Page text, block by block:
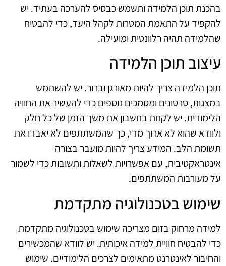
בהכנת תוכן הלמידה ותשמש כבסיס להערכה בעתיד. יש
להקפיד על התאמת המטרות לקהל היעד, כדי להבטיח
שהלמידה תהיה רלוונטית ומועילה.
עיצוב תוכן הלמידה
תוכן הלמידה צריך להיות מאורגן וברור. יש להשתמש
במצגות, סרטונים ומסמכים נוספים כדי להעשיר את החוויה
הלימודית. יש לקחת בחשבון את משך הזמן של כל חלק
ולוודא שהוא לא ארוך מדי, כך שהמשתתפים לא יאבדו את
תשומת הלב. המידע צריך להיות מועבר בצורה
אינטראקטיבית, עם אפשרויות לשאלות ותשובות כדי לשמור
על מעורבות המשתתפים.
שימוש בטכנולוגיה מתקדמת
למידה מרחוק בזום מצריכה שימוש בטכנולוגיה מתקדמת
כדי להבטיח חוויית למידה איכותית. יש לוודא שהמכשירים
והחיבור לאינטרנט מתאימים לצרכים הלימודיים. שימוש